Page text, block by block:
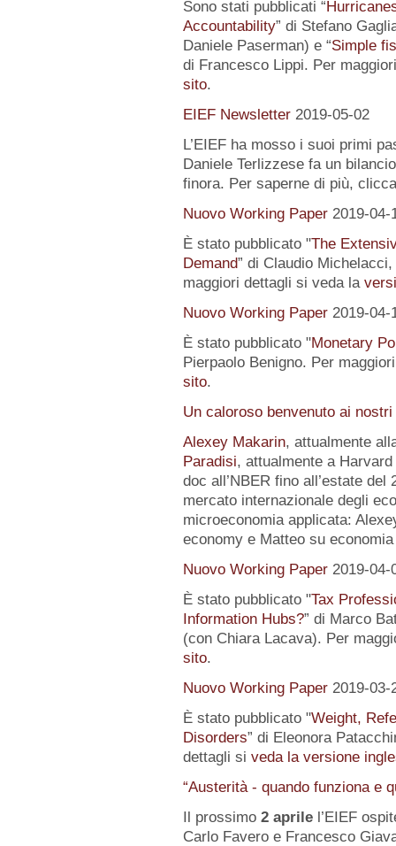
Sono stati pubblicati “
Accountability” di Stefano
Daniele Paserman) e “Simple
di Francesco Lippi. Per
sito.
EIEF Newsletter 2019-05-02
L’EIEF ha mosso i suoi primi
Daniele Terlizzese fa un
finora. Per saperne di più,
Nuovo Working Paper 2019-04-
È stato pubblicato "The
Demand” di Claudio
maggiori dettagli si veda la
Nuovo Working Paper 2019-04-
È stato pubblicato "Monetary
Pierpaolo Benigno. Per
sito.
Un caloroso benvenuto ai
Alexey Makarin, attualmente
Paradisi, attualmente a
doc all’NBER fino all’estate
mercato internazionale degli
microeconomia applicata:
economy e Matteo su
Nuovo Working Paper 2019-04-
È stato pubblicato "Tax
Information Hubs?” di Marco
(con Chiara Lacava). Per
sito.
Nuovo Working Paper 2019-03-
È stato pubblicato "Weight,
Disorders” di Eleonora
dettagli si veda la versione
“Austerità - quando funziona e
Il prossimo 2 aprilel’EIEF
Carlo Favero e Francesco